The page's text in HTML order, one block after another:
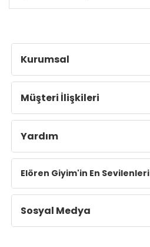
Kurumsal
Müşteri İlişkileri
Yardım
Elören Giyim'in En Sevilenleri
Sosyal Medya